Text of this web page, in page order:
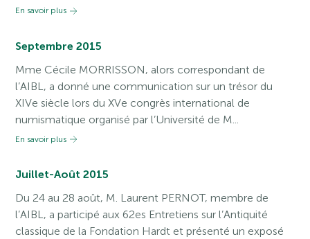
En savoir plus
Septembre 2015
Mme Cécile MORRISSON, alors correspondant de
l’AIBL, a donné une communication sur un trésor du
XIVe siècle lors du XVe congrès international de
numismatique organisé par l’Université de M...
En savoir plus
Juillet-Août 2015
Du 24 au 28 août, M. Laurent PERNOT, membre de
l’AIBL, a participé aux 62es Entretiens sur l’Antiquité
classique de la Fondation Hardt et présenté un exposé